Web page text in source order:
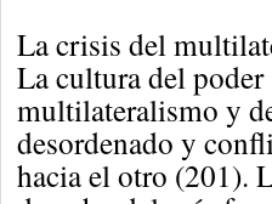
La crisis del
La cultura del
multilateralismo y
desordenado y
hacia el otro (201).